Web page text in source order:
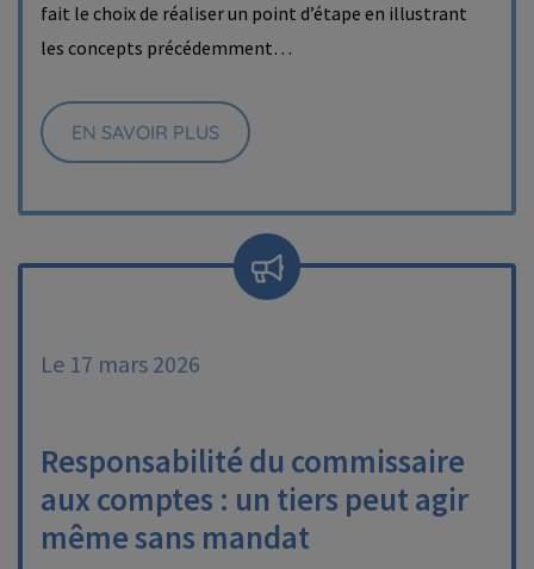
fait le choix de réaliser un point d’étape en illustrant
les concepts précédemment…
EN SAVOIR PLUS
Le 17 mars 2026
Responsabilité du commissaire
aux comptes : un tiers peut agir
même sans mandat